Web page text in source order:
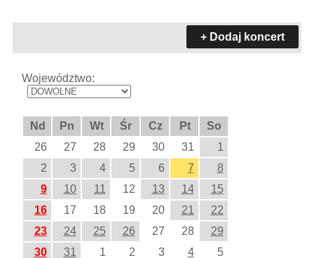
+ Dodaj koncert
Województwo:
Nd Pn Wt Śr Cz Pt
So
26
27 28 29 30 31
1
2
3 4 5 6 7
8
9
10 11 12 13 14
15
16
17 18 19 20 21
22
23
24 25 26 27 28
29
30
31 1 2 3 4 5